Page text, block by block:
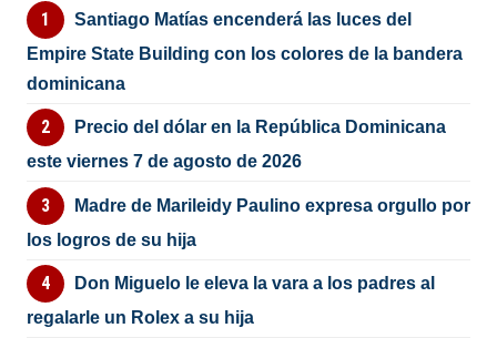
Santiago Matías encenderá las luces del
Empire State Building con los colores de la bandera
dominicana
Precio del dólar en la República Dominicana
este viernes 7 de agosto de 2026
Madre de Marileidy Paulino expresa orgullo por
los logros de su hija
Don Miguelo le eleva la vara a los padres al
regalarle un Rolex a su hija